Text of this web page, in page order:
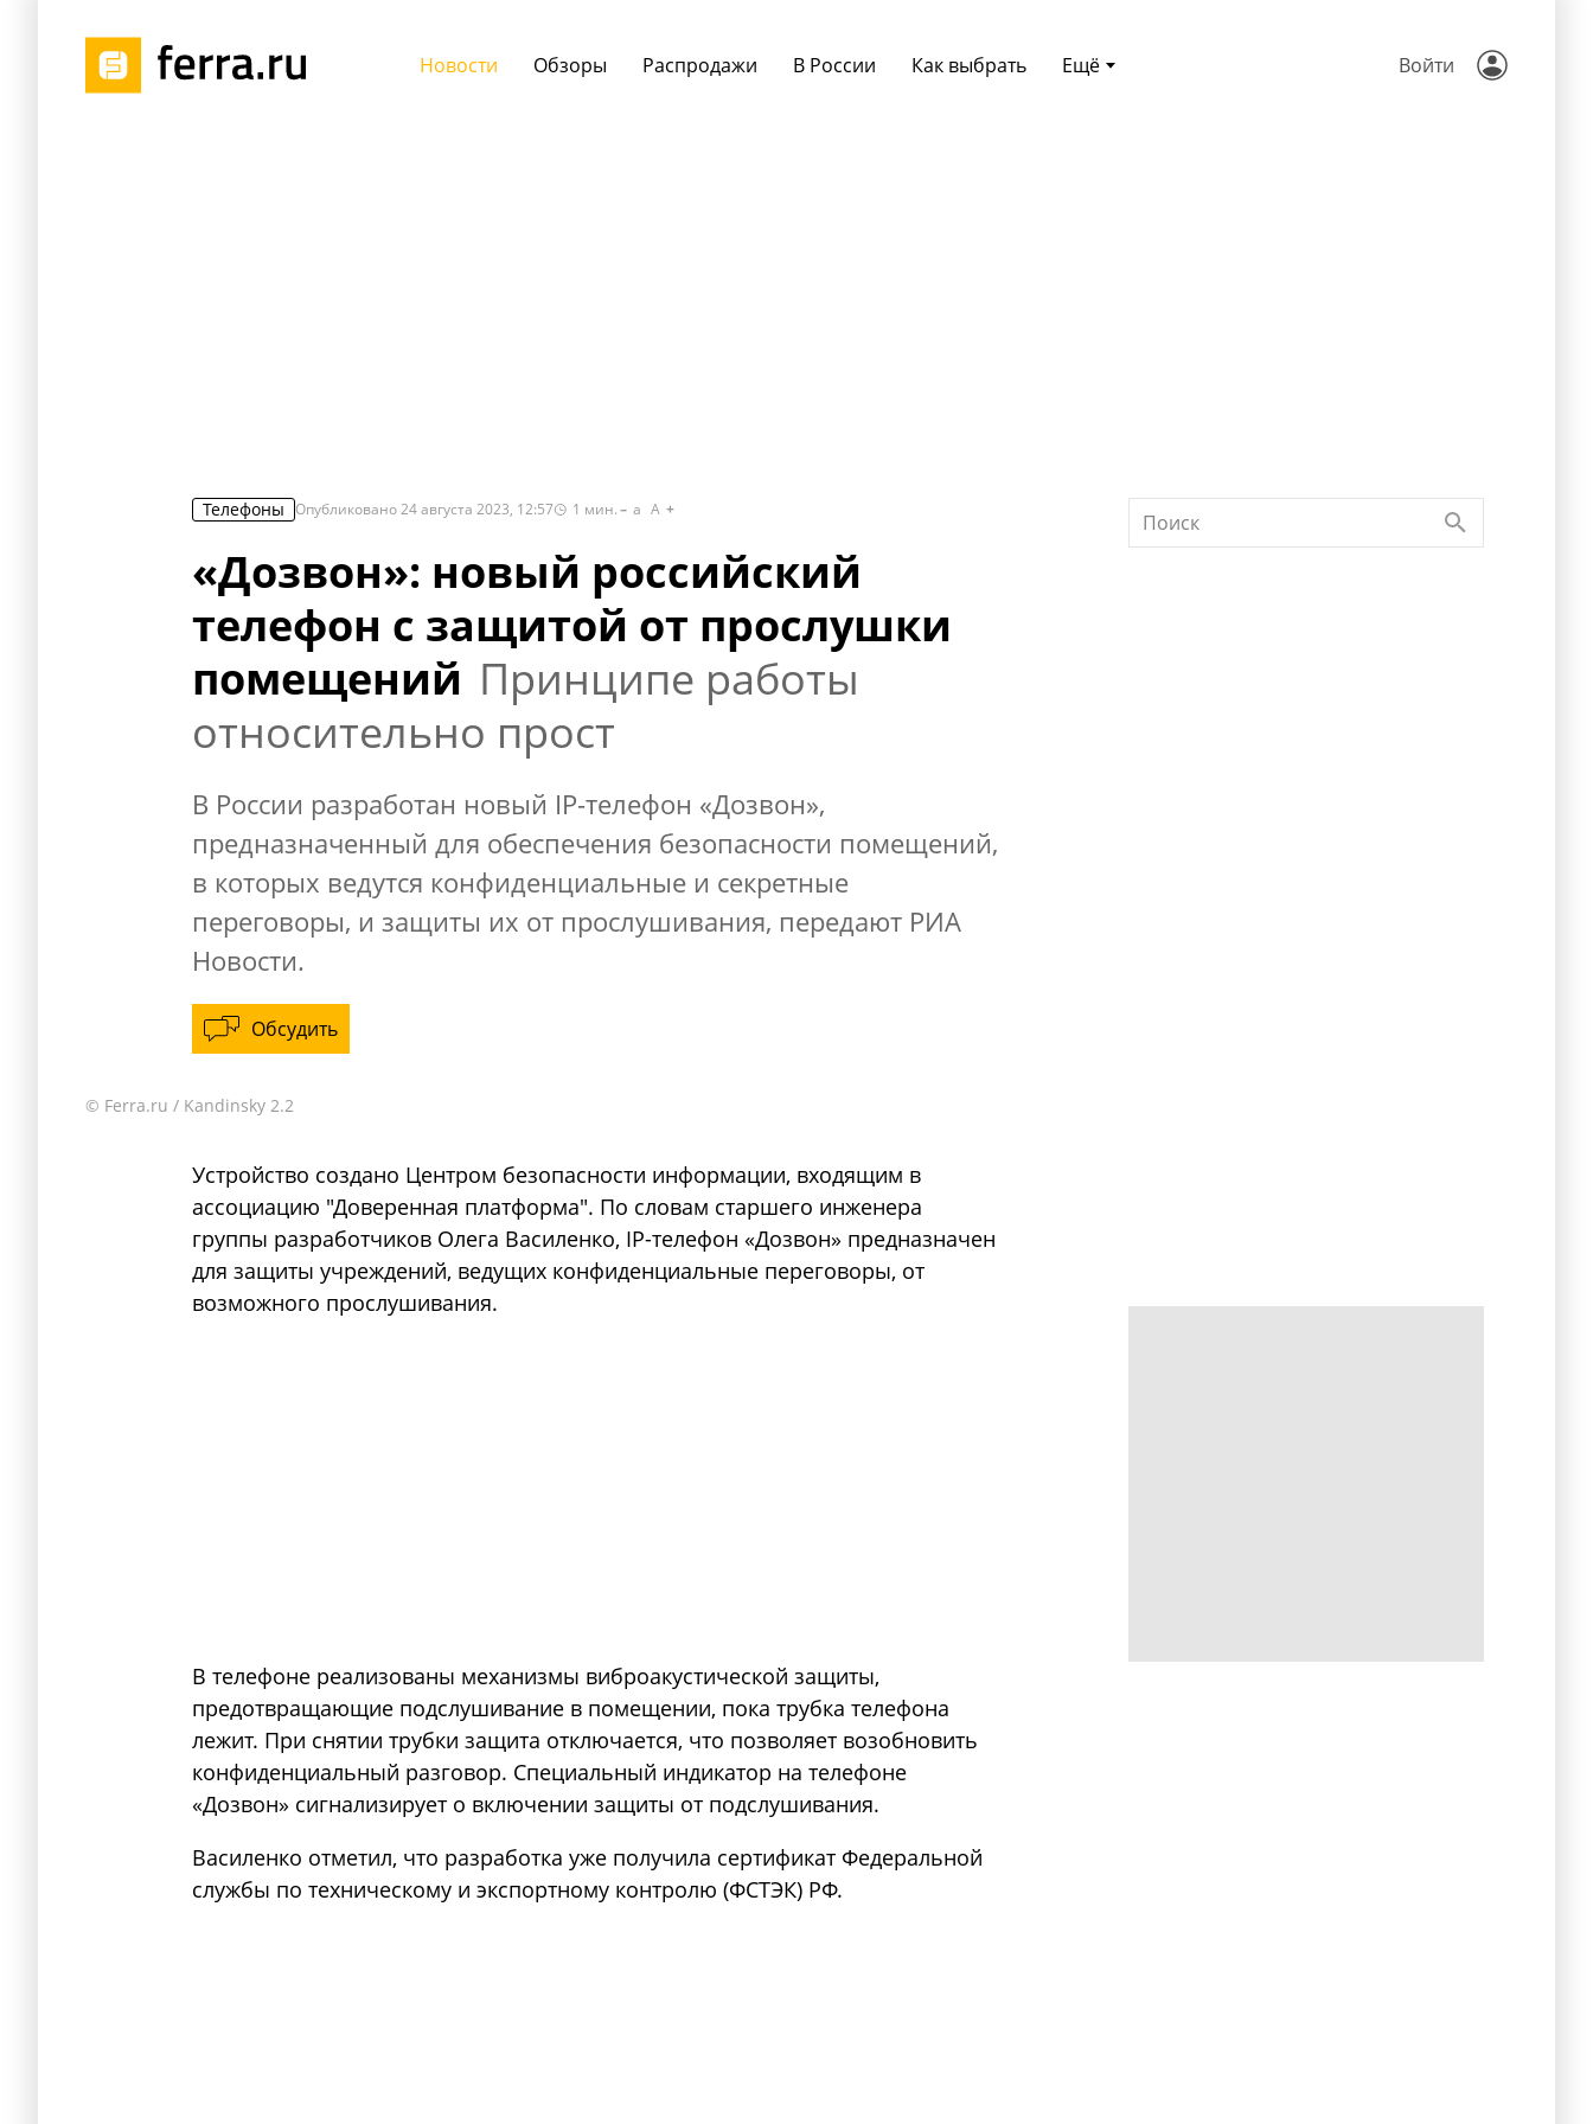
Ещё
Новости Обзоры Распродажи В России Как выбрать Войти
Телефоны Опубликовано24 августа 2023, 12:57 1 мин. a A
«Дозвон»: новый российский
телефон с защитой от прослушки
помещений Принципе работы
относительно прост
В России разработан новый IP-телефон «Дозвон»,
предназначенный для обеспечения безопасности помещений,
в которых ведутся конфиденциальные и секретные
переговоры, и защиты их от прослушивания, передают РИА
Новости.
Обсудить
© Ferra.ru / Kandinsky 2.2
Устройство создано Центром безопасности информации, входящим в
ассоциацию "Доверенная платформа". По словам старшего инженера
группы разработчиков Олега Василенко, IP-телефон «Дозвон» предназначен
для защиты учреждений, ведущих конфиденциальные переговоры, от
возможного прослушивания.
В телефоне реализованы механизмы виброакустической защиты,
предотвращающие подслушивание в помещении, пока трубка телефона
лежит. При снятии трубки защита отключается, что позволяет возобновить
конфиденциальный разговор. Специальный индикатор на телефоне
«Дозвон» сигнализирует о включении защиты от подслушивания.
Василенко отметил, что разработка уже получила сертификат Федеральной
службы по техническому и экспортному контролю (ФСТЭК) РФ.